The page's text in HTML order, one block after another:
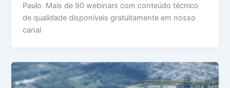
Paulo. Mais de 90 webinars com conteúdo técnico
de qualidade disponíveis gratuitamente em nosso
canal